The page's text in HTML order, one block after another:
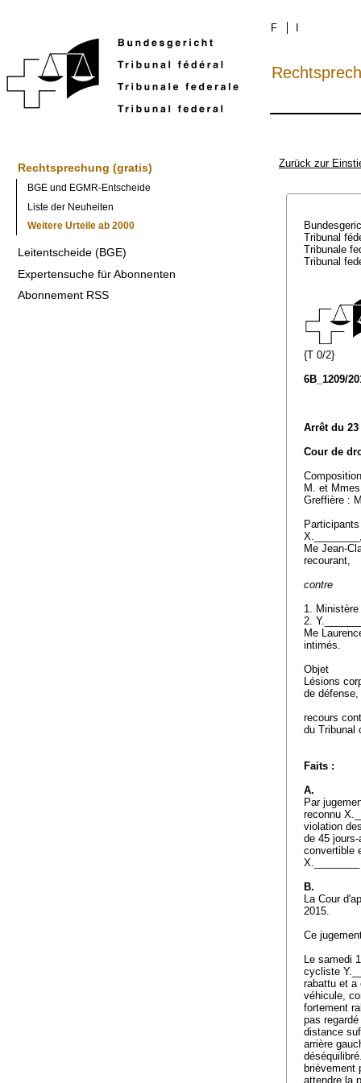
F
Rechtsprechung (gratis)
BGE und EGMR-Entscheide
Liste der Neuheiten
Weitere Urteile ab 2000
Leitentscheide (BGE)
Expertensuche für Abonnenten
Abonnement RSS
Zurück zur
Tribunal
Tribunale
Tribunal
{T 0/2}
6B_1209/
Arrêt du 23
Cour de
M. et
Greffière :
Me Jean-
recourant,
contre
1.
2.
Me
intimés.
Objet
Lésions
de défense,
recours
du Tribunal
Faits :
A.
Par
reconnu
violation
de 45
convertible
B.
La Cour
2015.
Ce
Le samedi
cycliste
rabattu et a
véhicule,
fortement
pas
distance
arrière
brièvement
attendre la